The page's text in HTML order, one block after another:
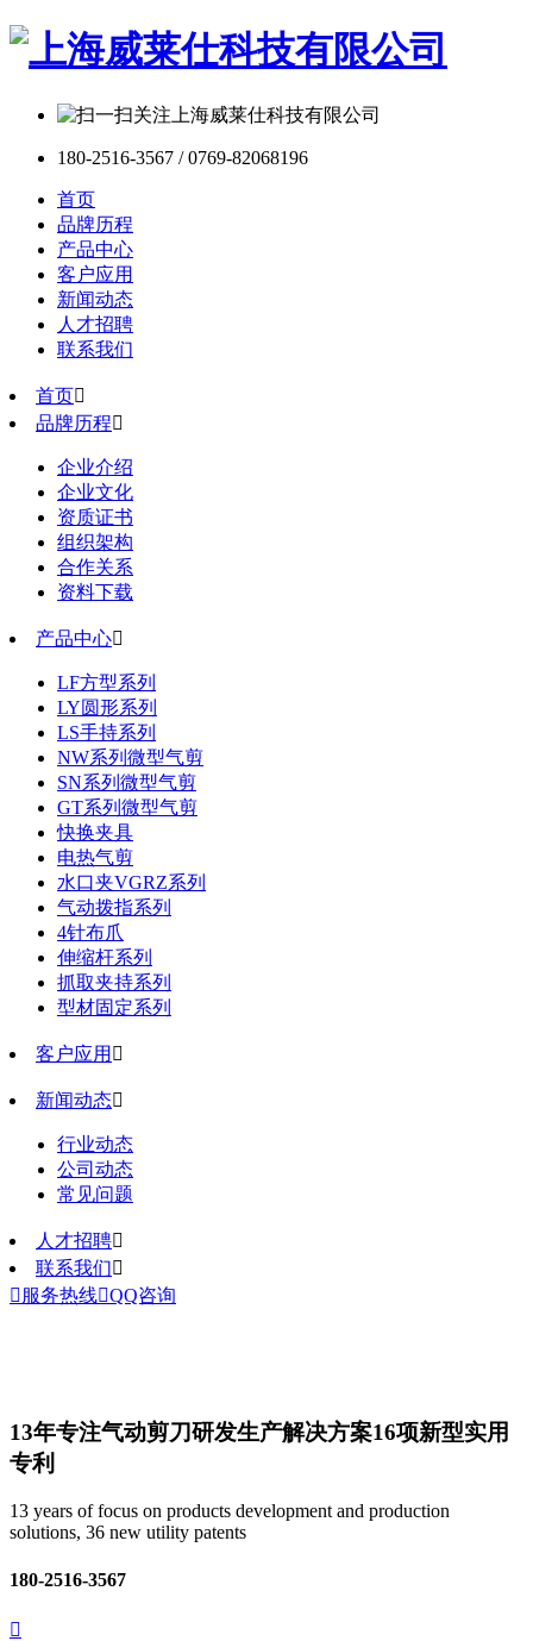
180-2516-3567 / 0769-82068196
首页
品牌历程
产品中心
客户应用
新闻动态
人才招聘
联系我们
首页
品牌历程
企业介绍
企业文化
资质证书
组织架构
合作关系
资料下载
产品中心
LF方型系列
LY圆形系列
LS手持系列
NW系列微型气剪
SN系列微型气剪
GT系列微型气剪
快换夹具
电热气剪
水口夹VGRZ系列
气动拨指系列
4针布爪
伸缩杆系列
抓取夹持系列
型材固定系列
客户应用 
新闻动态
行业动态
公司动态
常见问题
人才招聘
联系我们
 服务热线QQ咨询
13年专注气动剪刀研发生产解决方案16项新型实用
专利
13 years of focus on products development and production
solutions, 36 new utility patents
180-2516-3567
